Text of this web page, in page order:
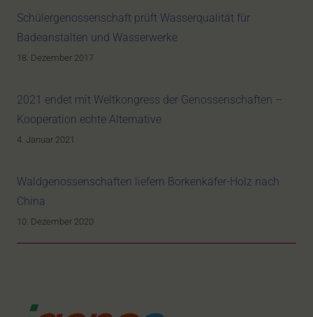
Schülergenossenschaft prüft Wasserqualität für
Badeanstalten und Wasserwerke
18. Dezember 2017
2021 endet mit Weltkongress der Genossenschaften –
Kooperation echte Alternative
4. Januar 2021
Waldgenossenschaften liefern Borkenkäfer-Holz nach
China
10. Dezember 2020